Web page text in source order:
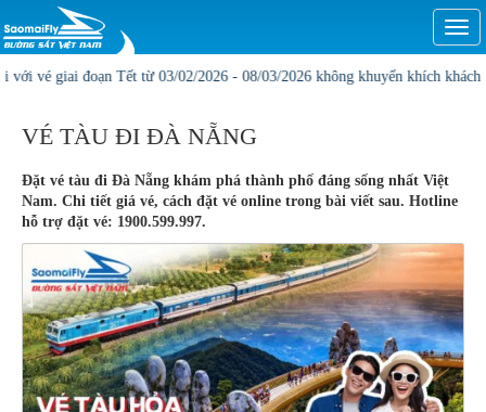
đoạn Tết từ 03/02/2026 - 08/03/2026 không khuyến khích khách hàng
VÉ TÀU ĐI ĐÀ NẴNG
Đặt vé tàu đi Đà Nẵng khám phá thành phố đáng sống nhất Việt
Nam. Chi tiết giá vé, cách đặt vé online trong bài viết sau. Hotline
hỗ trợ đặt vé: 1900.599.997.